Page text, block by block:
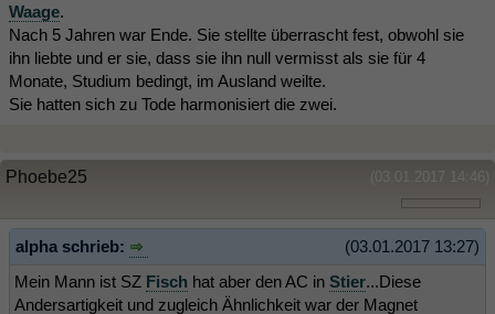
Waage.
Nach 5 Jahren war Ende. Sie stellte überrascht fest, obwohl sie
ihn liebte und er sie, dass sie ihn null vermisst als sie für 4
Monate, Studium bedingt, im Ausland weilte.
Sie hatten sich zu Tode harmonisiert die zwei.
(03.01.2017 14:46)
Phoebe25
(03.01.2017 13:27)
alpha schrieb:
Mein Mann ist SZ Fisch hat aber den AC in Stier...Diese
Andersartigkeit und zugleich Ähnlichkeit war der Magnet